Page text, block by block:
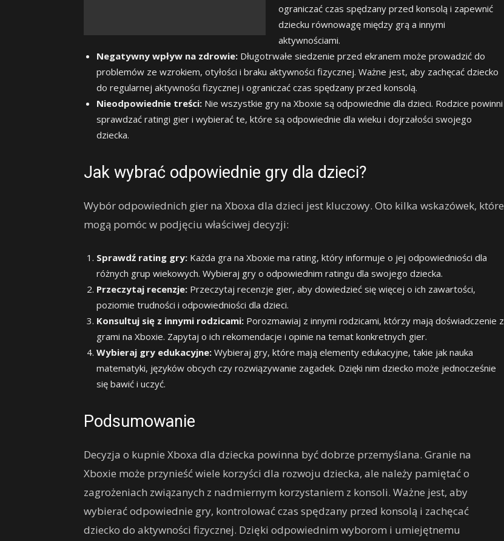
ograniczać czas spędzany przed konsolą i zapewnić
dziecku równowagę między grą a innymi
aktywnościami.
Negatywny wpływ na zdrowie: Długotrwałe siedzenie przed ekranem może prowadzić do
problemów ze wzrokiem, otyłości i braku aktywności fizycznej. Ważne jest, aby zachęcać dziecko
do regularnej aktywności fizycznej i ograniczać czas spędzany przed konsolą.
Nieodpowiednie treści: Nie wszystkie gry na Xboxie są odpowiednie dla dzieci. Rodzice powinni
sprawdzać ratingi gier i wybierać te, które są odpowiednie dla wieku i dojrzałości swojego
dziecka.
Jak wybrać odpowiednie gry dla dzieci?
Wybór odpowiednich gier na Xboxa dla dzieci jest kluczowy. Oto kilka wskazówek, które
mogą pomóc w podjęciu właściwej decyzji:
Sprawdź rating gry: Każda gra na Xboxie ma rating, który informuje o jej odpowiedniości dla
różnych grup wiekowych. Wybieraj gry o odpowiednim ratingu dla swojego dziecka.
Przeczytaj recenzje: Przeczytaj recenzje gier, aby dowiedzieć się więcej o ich zawartości,
poziomie trudności i odpowiedniości dla dzieci.
Konsultuj się z innymi rodzicami: Porozmawiaj z innymi rodzicami, którzy mają doświadczenie z
grami na Xboxie. Zapytaj o ich rekomendacje i opinie na temat konkretnych gier.
Wybieraj gry edukacyjne: Wybieraj gry, które mają elementy edukacyjne, takie jak nauka
matematyki, języków obcych czy rozwiązywanie zagadek. Dzięki nim dziecko może jednocześnie
się bawić i uczyć.
Podsumowanie
Decyzja o kupnie Xboxa dla dziecka powinna być dobrze przemyślana. Granie na
Xboxie może przynieść wiele korzyści dla rozwoju dziecka, ale należy pamiętać o
zagrożeniach związanych z nadmiernym korzystaniem z konsoli. Ważne jest, aby
wybierać odpowiednie gry, kontrolować czas spędzany przed konsolą i zachęcać
dziecko do aktywności fizycznej. Dzięki odpowiednim wyborom i umiejętnemu